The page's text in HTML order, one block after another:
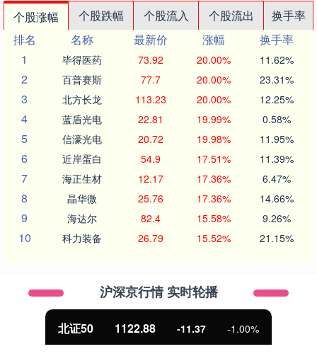
个股涨幅 个股跌幅 个股流入 个股流出
换手率
排名
名称 最新价 涨幅
换手率
1
毕得医药 73.92 20.00% 11.62%
2 百普赛斯 77.7 20.00% 23.31%
3 北方长龙 113.23 20.00% 12.25%
4 蓝盾光电 22.81 19.99% 0.58%
5 信濠光电 20.72 19.98% 11.95%
6 近岸蛋白 54.9 17.51% 11.39%
7 海正生材 12.17 17.36% 6.47%
8 晶华微 25.76 17.36% 14.66%
9 海达尔 82.4 15.58% 9.26%
10 科力装备 26.79 15.52% 21.15%
沪深京行情 实时轮播
北证50 1122.88 -11.37 -1.00%